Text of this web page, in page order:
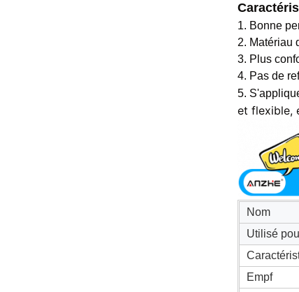
1. Bonne
2. Matériau
3. Plus
4. Pas de
5.
et flexible,
Nom
Utilisé
Empf